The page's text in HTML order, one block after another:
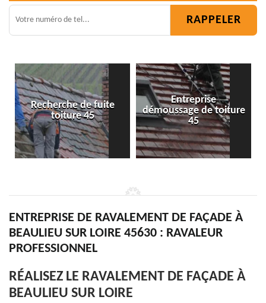
Entreprise
démoussage de toiture
45
Isolation toiture 45
ENTREPRISE DE RAVALEMENT DE FAÇADE À
BEAULIEU SUR LOIRE 45630 : RAVALEUR
PROFESSIONNEL
RÉALISEZ LE RAVALEMENT DE FAÇADE À
BEAULIEU SUR LOIRE